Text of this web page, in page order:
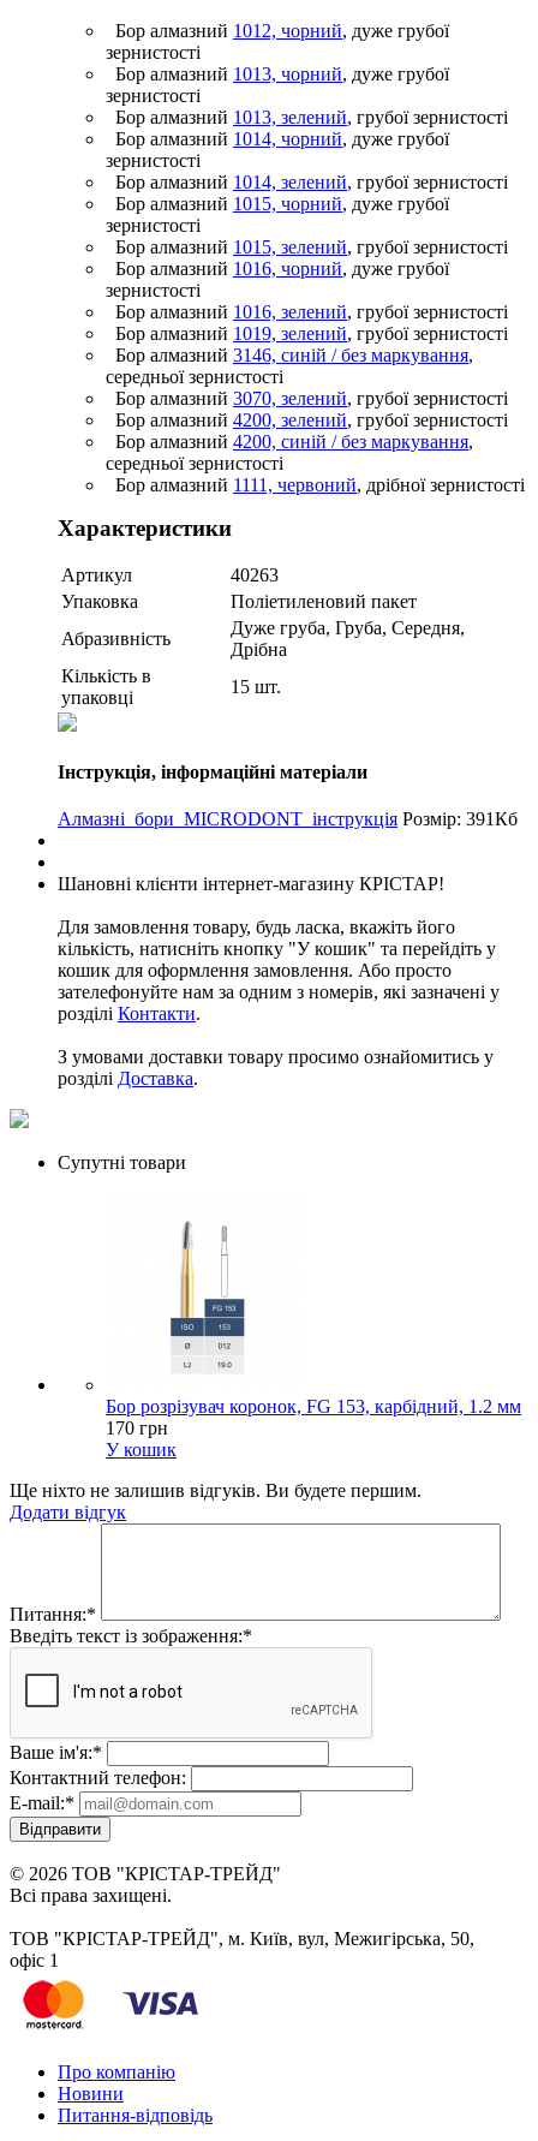
Бор алмазний 1012, чорний, дуже грубої
зернистості
Бор алмазний 1013, чорний, дуже грубої
зернистості
Бор алмазний 1013, зелений, грубої зернистості
Бор алмазний 1014, чорний, дуже грубої
зернистості
Бор алмазний 1014, зелений, грубої зернистості
Бор алмазний 1015, чорний, дуже грубої
зернистості
Бор алмазний 1015, зелений, грубої зернистості
Бор алмазний 1016, чорний, дуже грубої
зернистості
Бор алмазний 1016, зелений, грубої зернистості
Бор алмазний 1019, зелений, грубої зернистості
Бор алмазний 3146, синій / без маркування,
середньої зернистості
Бор алмазний 3070, зелений, грубої зернистості
Бор алмазний 4200, зелений, грубої зернистості
Бор алмазний 4200, синій / без маркування,
середньої зернистості
Бор алмазний 1111, червоний, дрібної зернистості
Характеристики
Артикул
40263
Упаковка
Поліетиленовий пакет
Абразивність
Дуже груба, Груба, Середня,
Дрібна
Кількість в
упаковці
15 шт.
Інструкція, інформаційні матеріали
Алмазні_бори_MICRODONT_інструкція Розмір: 391Кб
Шановні клієнти інтернет-магазину КРІСТАР!
Для замовлення товару, будь ласка, вкажіть його
кількість, натисніть кнопку "У кошик" та перейдіть у
кошик для оформлення замовлення. Або просто
зателефонуйте нам за одним з номерів, які зазначені у
розділі Контакти.
З умовами доставки товару просимо ознайомитись у
розділі Доставка.
Супутні товари
Бор розрізувач коронок, FG 153, карбідний, 1.2 мм
170 грн
У кошик
Ще ніхто не залишив відгуків. Ви будете першим.
Додати відгук
Питання:*
Введіть текст із зображення:*
Ваше ім'я:*
Контактний телефон:
E-mail:*
Відправити
© 2026 ТОВ "КРІСТАР-ТРЕЙД"
Всі права захищені.
ТОВ "КРІСТАР-ТРЕЙД", м. Київ, вул, Межигірська, 50,
офіс 1
Про компанію
Новини
Питання-відповідь